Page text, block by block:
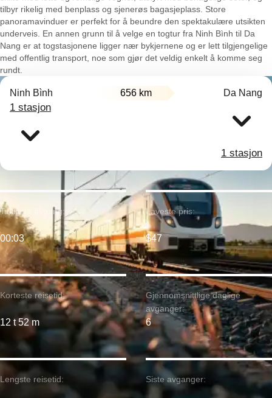
tilbyr rikelig med benplass og sjenerøs bagasjeplass. Store
panoramavinduer er perfekt for å beundre den spektakulære utsikten
underveis. En annen grunn til å velge en togtur fra Ninh Bình til Da
Nang er at togstasjonene ligger nær bykjernene og er lett tilgjengelige
med offentlig transport, noe som gjør det veldig enkelt å komme seg
rundt.
Ninh Bình 656 km Da Nang
1 stasjon
1 stasjon
Korteste reisetid:
12 t 52 m
Tidligste avgang:
00:03
Lengste reisetid:
Laveste pris:
$47
Gjennomsnittlige daglige
avganger:
6
Siste avganger: